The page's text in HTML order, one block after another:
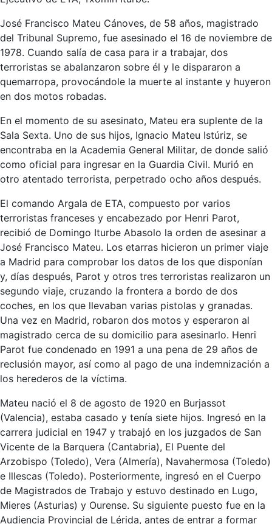
José Francisco Mateu Cánoves, de 58 años, magistrado
del Tribunal Supremo, fue asesinado el 16 de noviembre de
1978. Cuando salía de casa para ir a trabajar, dos
terroristas se abalanzaron sobre él y le dispararon a
quemarropa, provocándole la muerte al instante y huyeron
en dos motos robadas.
En el momento de su asesinato, Mateu era suplente de la
Sala Sexta. Uno de sus hijos, Ignacio Mateu Istúriz, se
encontraba en la Academia General Militar, de donde salió
como oficial para ingresar en la Guardia Civil. Murió en
otro atentado terrorista, perpetrado ocho años después.
El comando Argala de ETA, compuesto por varios
terroristas franceses y encabezado por Henri Parot,
recibió de Domingo Iturbe Abasolo la orden de asesinar a
José Francisco Mateu. Los etarras hicieron un primer viaje
a Madrid para comprobar los datos de los que disponían
y, días después, Parot y otros tres terroristas realizaron un
segundo viaje, cruzando la frontera a bordo de dos
coches, en los que llevaban varias pistolas y granadas.
Una vez en Madrid, robaron dos motos y esperaron al
magistrado cerca de su domicilio para asesinarlo. Henri
Parot fue condenado en 1991 a una pena de 29 años de
reclusión mayor, así como al pago de una indemnización a
los herederos de la víctima.
Mateu nació el 8 de agosto de 1920 en Burjassot
(Valencia), estaba casado y tenía siete hijos. Ingresó en la
carrera judicial en 1947 y trabajó en los juzgados de San
Vicente de la Barquera (Cantabria), El Puente del
Arzobispo (Toledo), Vera (Almería), Navahermosa (Toledo)
e Illescas (Toledo). Posteriormente, ingresó en el Cuerpo
de Magistrados de Trabajo y estuvo destinado en Lugo,
Mieres (Asturias) y Ourense. Su siguiente puesto fue en la
Audiencia Provincial de Lérida, antes de entrar a formar